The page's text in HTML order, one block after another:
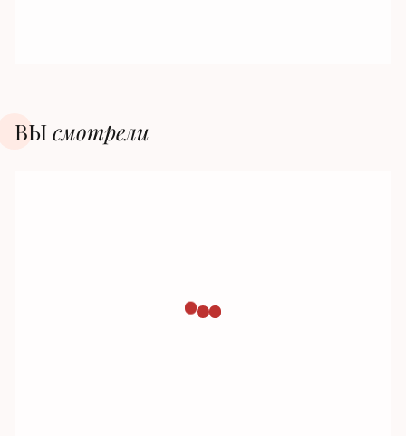
ВЫсмотрели